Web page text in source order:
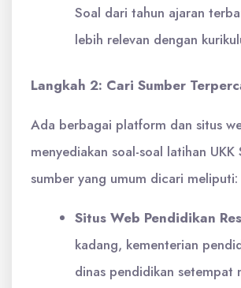
Soal dari tahun ajaran
lebih relevan dengan
Langkah 2: Cari Sumber
Ada berbagai platform dan situs
menyediakan soal-soal latihan UKK
sumber yang umum dicari meliputi:
Situs Web Pendidikan
kadang, kementerian
dinas pendidikan setempat